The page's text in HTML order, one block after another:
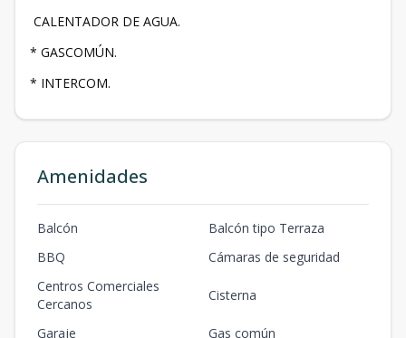
CALENTADOR DE AGUA.
* GASCOMÚN.
* INTERCOM.
Amenidades
Balcón
Balcón tipo Terraza
BBQ
Cámaras de seguridad
Centros Comerciales
Cercanos
Cisterna
Garaje
Gas común